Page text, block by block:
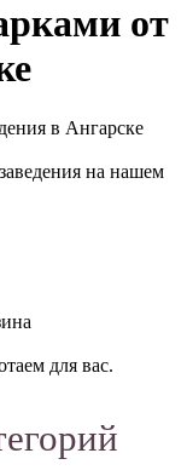
от
в Ангарске
на нашем
для вас.